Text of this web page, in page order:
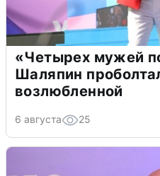
«Четырех мужей
Шаляпин
возлюбленной
6 августа 25